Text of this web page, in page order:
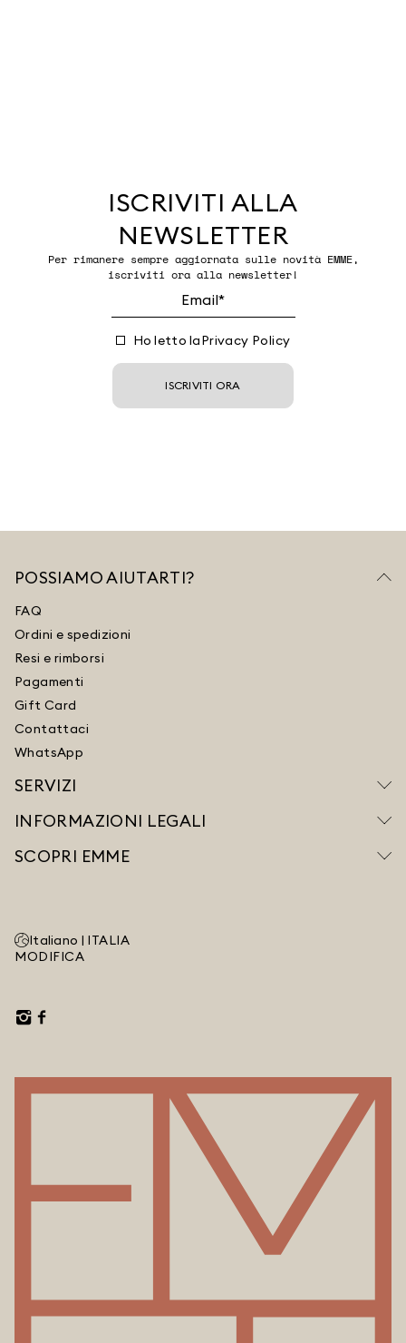
ISCRIVITI ALLA
NEWSLETTER
Per rimanere sempre aggiornata sulle novità EMME,
iscriviti ora alla newsletter!
Ho letto laPrivacy Policy
ISCRIVITI ORA
POSSIAMO AIUTARTI?
FAQ
Ordini e spedizioni
Resi e rimborsi
Pagamenti
Gift Card
Contattaci
WhatsApp
SERVIZI
INFORMAZIONI LEGALI
SCOPRI EMME
Italiano | ITALIA
MODIFICA